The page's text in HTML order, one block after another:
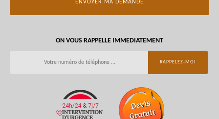
ON VOUS RAPPELLE IMMEDIATEMENT